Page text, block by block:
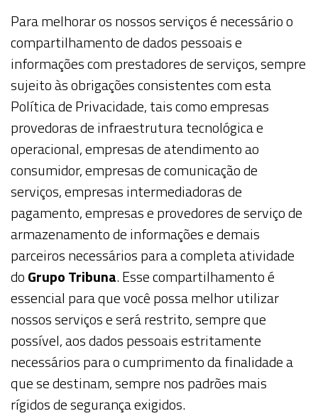
Para melhorar os nossos serviços é necessário o
compartilhamento de dados pessoais e
informações com prestadores de serviços, sempre
sujeito às obrigações consistentes com esta
Política de Privacidade, tais como empresas
provedoras de infraestrutura tecnológica e
operacional, empresas de atendimento ao
consumidor, empresas de comunicação de
serviços, empresas intermediadoras de
pagamento, empresas e provedores de serviço de
armazenamento de informações e demais
parceiros necessários para a completa atividade
doGrupo Tribuna. Esse compartilhamento é
essencial para que você possa melhor utilizar
nossos serviços e será restrito, sempre que
possível, aos dados pessoais estritamente
necessários para o cumprimento da finalidade a
que se destinam, sempre nos padrões mais
rígidos de segurança exigidos.